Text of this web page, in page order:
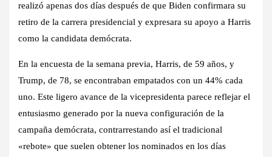
realizó apenas dos días después de que Biden confirmara su
retiro de la carrera presidencial y expresara su apoyo a Harris
como la candidata demócrata.
En la encuesta de la semana previa, Harris, de 59 años, y
Trump, de 78, se encontraban empatados con un 44% cada
uno. Este ligero avance de la vicepresidenta parece reflejar el
entusiasmo generado por la nueva configuración de la
campaña demócrata, contrarrestando así el tradicional
«rebote» que suelen obtener los nominados en los días